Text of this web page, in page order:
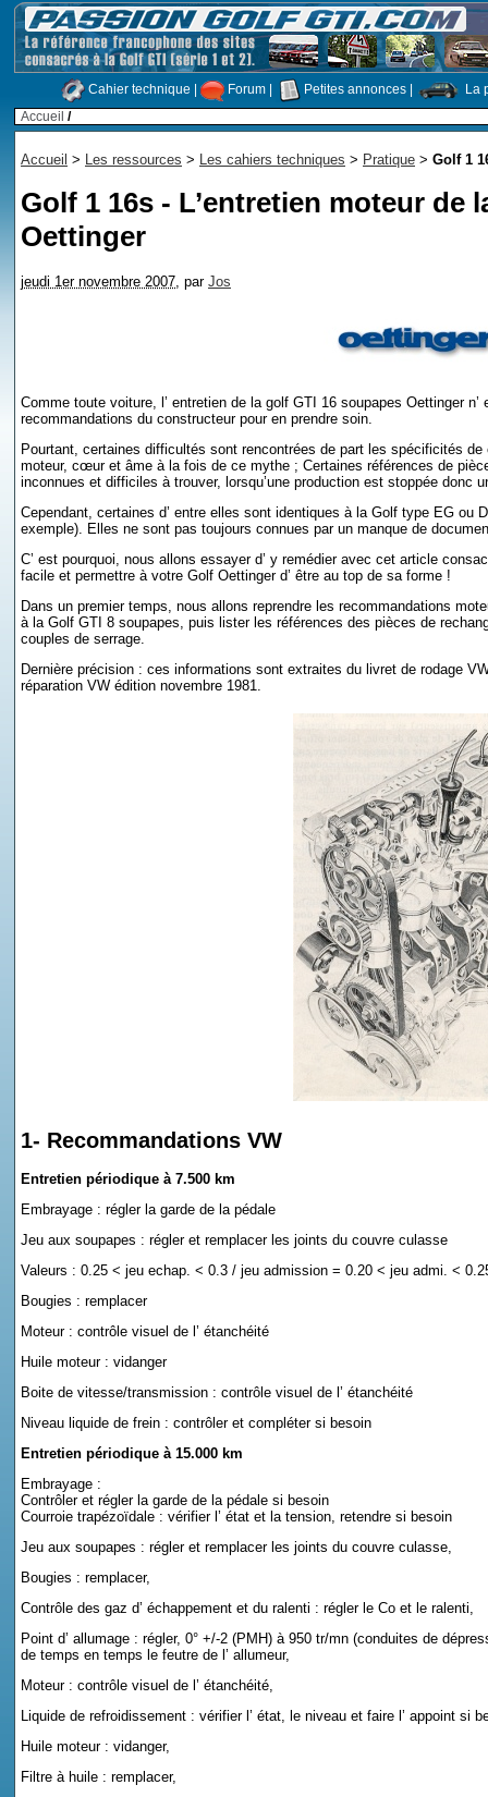
Cahier technique Forum Petites annonces
La
Accueil /
Accueil > Les ressources > Les cahiers techniques > Pratique > Golf 1
Golf 1 16s - L’entretien moteur de
Oettinger
jeudi 1er novembre 2007 par Jos
Comme toute voiture, l’ entretien de la golf GTI 16 soupapes Oettinger
recommandations du constructeur pour en prendre soin.
Pourtant, certaines difficultés sont rencontrées de part les spécificités
moteur, cœur et âme à la fois de ce mythe ; Certaines références de
inconnues et difficiles à trouver, lorsqu’une production est stoppée donc
Cependant, certaines d’ entre elles sont identiques à la Golf type EG ou
exemple). Elles ne sont pas toujours connues par un manque de
C’ est pourquoi, nous allons essayer d’ y remédier avec cet article
facile et permettre à votre Golf Oettinger d’ être au top de sa forme !
Dans un premier temps, nous allons reprendre les recommandations
à la Golf GTI 8 soupapes, puis lister les références des pièces de
couples de serrage.
Dernière précision : ces informations sont extraites du livret de rodage
réparation VW édition novembre 1981.
1- Recommandations VW
Entretien périodique à 7.500 km
Embrayage : régler la garde de la pédale
Jeu aux soupapes : régler et remplacer les joints du couvre culasse
Valeurs : 0.25 < jeu echap. < 0.3 / jeu admission = 0.20 < jeu admi. <
Bougies : remplacer
Moteur : contrôle visuel de l’ étanchéité
Huile moteur : vidanger
Boite de vitesse/transmission : contrôle visuel de l’ étanchéité
Niveau liquide de frein : contrôler et compléter si besoin
Entretien périodique à 15.000 km
Embrayage :
Contrôler et régler la garde de la pédale si besoin
Courroie trapézoïdale : vérifier l’ état et la tension, retendre si besoin
Jeu aux soupapes : régler et remplacer les joints du couvre culasse,
Bougies : remplacer,
Contrôle des gaz d’ échappement et du ralenti : régler le Co et le ralenti,
Point d’ allumage : régler, 0° +/-2 (PMH) à 950 tr/mn (conduites de
de temps en temps le feutre de l’ allumeur,
Moteur : contrôle visuel de l’ étanchéité,
Liquide de refroidissement : vérifier l’ état, le niveau et faire l’ appoint si
Huile moteur : vidanger,
Filtre à huile : remplacer,